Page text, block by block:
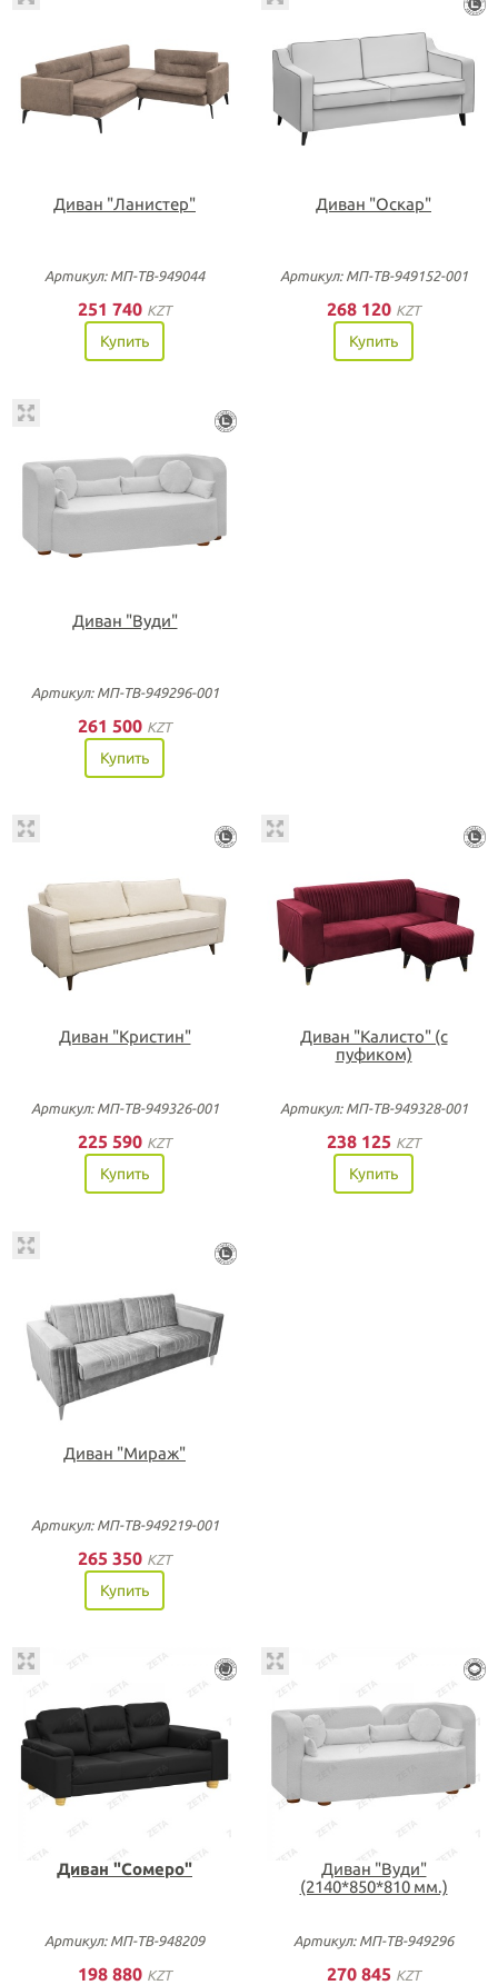
Диван "Ланистер"
Артикул: МП-ТВ-949044
251 740 KZT
Купить
Диван "Оскар"
Артикул: МП-ТВ-949152-001
268 120 KZT
Купить
Диван "Вуди"
Артикул: МП-ТВ-949296-001
261 500 KZT
Купить
Диван "Кристин"
Артикул: МП-ТВ-949326-001
225 590 KZT
Купить
Диван "Калисто" (с
пуфиком)
Артикул: МП-ТВ-949328-001
238 125 KZT
Купить
Диван "Мираж"
Артикул: МП-ТВ-949219-001
265 350 KZT
Купить
Диван "Сомеро"
Артикул: МП-ТВ-948209
198 880 KZT
Диван "Вуди"
(2140*850*810 мм.)
Артикул: МП-ТВ-949296
270 845 KZT